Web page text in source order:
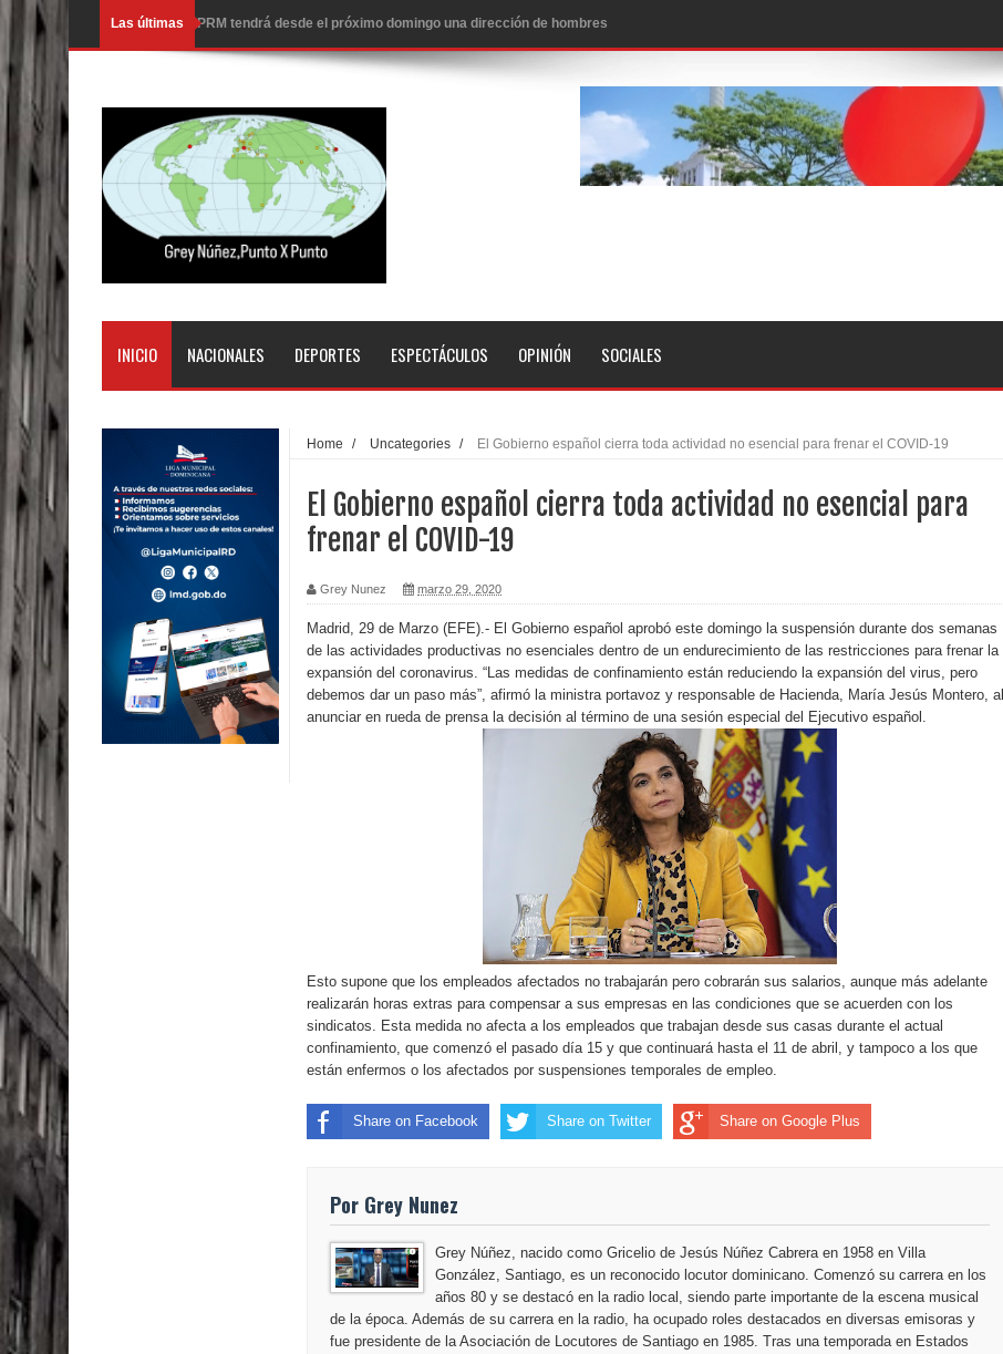
Las últimasNueva York aprueba ley para poner fin a la vida de personas con enfermedades terminales
Juan Luis Guerra cerrará los Juegos Centroamericanos SD 2026
En Santiago precio del botellón de agua sube a 90 pesos
Entre 20 y 40 inmigrantes al día son detenidos en los aeropuertos de EE.UU., según NBC
Belkis Concepción será intervenida por un delicado problema cardíaco
Abel Martínez llama a los dominicanos a unirse para sacar al PRM del Gobierno
PRM votará “por aclamación” a sus nuevas autoridades
El expresidente peruano Ollanta Humala queda en libertad tras la anulación de condena de 15 años por lavado
DIGEIG y Liga Municipal Dominicana impulsan nuevas metas de transparencia a través SISMAP municipal
La Fiscalía de Bolivia ordena la detención del expresidente Evo Morales
Calor extremo para este jueves en gran parte del territorio nacional
Miles de marroquíes cruzan la frontera en masa para entrar a España
TC declara inconstitucional decreto sobre horarios de venta de alcohol vigente desde 2006 y exige ley del
Congreso
Presidente LMD Víctor D´Aza supervisa obra relleno sanitario y se reúne con alcalde San Cristóbal
Heridos y edificios colapsados tras terremoto de magnitud 7,1 en Japón
Poder Ejecutivo promulga modificaciones al nuevo Código Penal
Diputado Félix Michell Rodríguez reveló que con Presupuesto Complementario gobierno endeuda país con
El PRM tendrá desde el próximo domingo una dirección de hombres
INICIO NACIONALES DEPORTES ESPECTÁCULOS OPINIÓN SOCIALES
Home / Uncategories / El Gobierno español cierra toda actividad no esencial para frenar el COVID-19
El Gobierno español cierra toda actividad no esencial para
frenar el COVID-19
Grey Nunez marzo 29, 2020
Madrid, 29 de Marzo (EFE).- El Gobierno español aprobó este domingo la suspensión durante dos semanas
de las actividades productivas no esenciales dentro de un endurecimiento de las restricciones para frenar la
expansión del coronavirus. “Las medidas de confinamiento están reduciendo la expansión del virus, pero
debemos dar un paso más”, afirmó la ministra portavoz y responsable de Hacienda, María Jesús Montero, al
anunciar en rueda de prensa la decisión al término de una sesión especial del Ejecutivo español.
Esto supone que los empleados afectados no trabajarán pero cobrarán sus salarios, aunque más adelante
realizarán horas extras para compensar a sus empresas en las condiciones que se acuerden con los
sindicatos. Esta medida no afecta a los empleados que trabajan desde sus casas durante el actual
confinamiento, que comenzó el pasado día 15 y que continuará hasta el 11 de abril, y tampoco a los que
están enfermos o los afectados por suspensiones temporales de empleo.
Share on Facebook Share on Twitter Share on Google Plus
Por Grey Nunez
Grey Núñez, nacido como Gricelio de Jesús Núñez Cabrera en 1958 en Villa
González, Santiago, es un reconocido locutor dominicano. Comenzó su carrera en los
años 80 y se destacó en la radio local, siendo parte importante de la escena musical
de la época. Además de su carrera en la radio, ha ocupado roles destacados en diversas emisoras y
fue presidente de la Asociación de Locutores de Santiago en 1985. Tras una temporada en Estados